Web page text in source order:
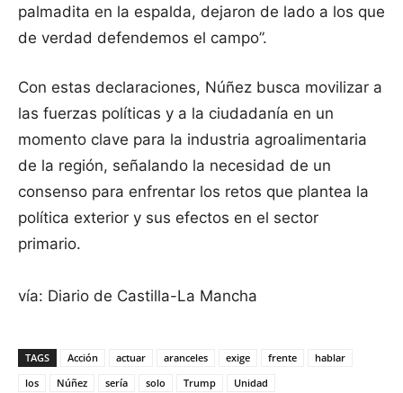
palmadita en la espalda, dejaron de lado a los que
de verdad defendemos el campo”.
Con estas declaraciones, Núñez busca movilizar a
las fuerzas políticas y a la ciudadanía en un
momento clave para la industria agroalimentaria
de la región, señalando la necesidad de un
consenso para enfrentar los retos que plantea la
política exterior y sus efectos en el sector
primario.
vía: Diario de Castilla-La Mancha
TAGS Acción actuar aranceles exige frente
hablar
los
Núñez sería solo Trump Unidad